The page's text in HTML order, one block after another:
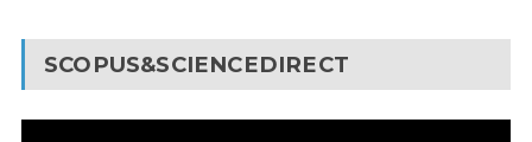
SCOPUS&SCIENCEDIRECT